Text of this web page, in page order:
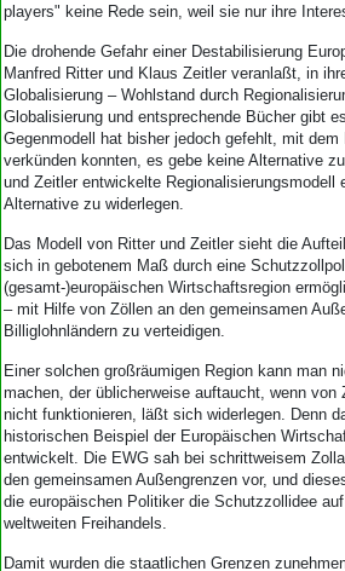
players" keine Rede sein, weil sie nur ihre
Die drohende Gefahr einer Destabilisierung
Manfred Ritter und Klaus Zeitler veranlaßt, in
Globalisierung – Wohlstand durch
Globalisierung und entsprechende Bücher gibt
Gegenmodell hat bisher jedoch gefehlt, mit
verkünden konnten, es gebe keine Alternative
und Zeitler entwickelte
Alternative zu widerlegen.
Das Modell von Ritter und Zeitler sieht die
sich in gebotenem Maß durch eine
(gesamt-)europäischen Wirtschaftsregion
– mit Hilfe von Zöllen an den gemeinsamen
Billiglohnländern zu verteidigen.
Einer solchen großräumigen Region kann man
machen, der üblicherweise auftaucht, wenn
nicht funktionieren, läßt sich widerlegen. Denn
historischen Beispiel der Europäischen
entwickelt. Die EWG sah bei schrittweisem
den gemeinsamen Außengrenzen vor, und
die europäischen Politiker die Schutzzollidee
weltweiten Freihandels.
Damit wurden die staatlichen Grenzen